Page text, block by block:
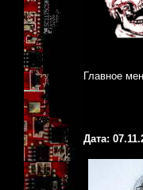
Главное
Дата: